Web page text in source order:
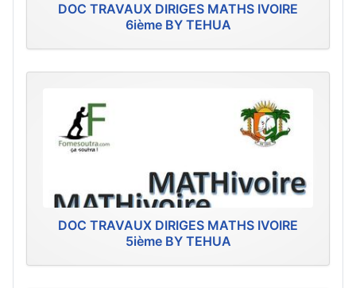
DOC TRAVAUX DIRIGES MATHS IVOIRE
6ième BY TEHUA
DOC TRAVAUX DIRIGES MATHS IVOIRE
5ième BY TEHUA